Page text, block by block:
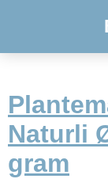
Naturli
gram